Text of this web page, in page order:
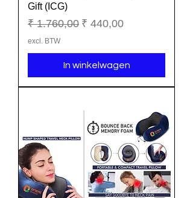
Gift (ICG)
Normale prijs
₹ 1.760,00 Verkoopprijs
₹ 440,00
excl. BTW
In winkelwagen